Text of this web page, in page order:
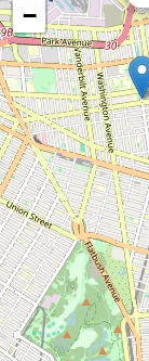
−